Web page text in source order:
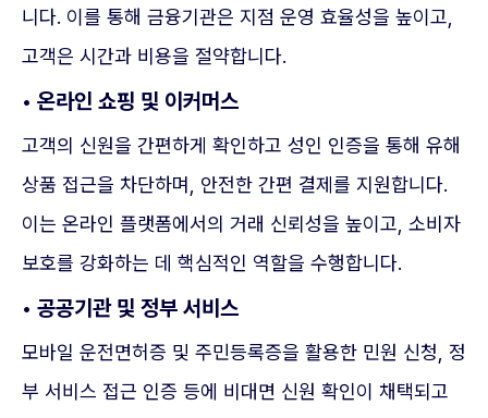
니다. 이를 통해 금융기관은 지점 운영 효율성을 높이고,
고객은 시간과 비용을 절약합니다.
• 온라인 쇼핑 및 이커머스
고객의 신원을 간편하게 확인하고 성인 인증을 통해 유해
상품 접근을 차단하며, 안전한 간편 결제를 지원합니다.
이는 온라인 플랫폼에서의 거래 신뢰성을 높이고, 소비자
보호를 강화하는 데 핵심적인 역할을 수행합니다.
• 공공기관 및 정부 서비스
모바일 운전면허증 및 주민등록증을 활용한 민원 신청, 정
부 서비스 접근 인증 등에 비대면 신원 확인이 채택되고